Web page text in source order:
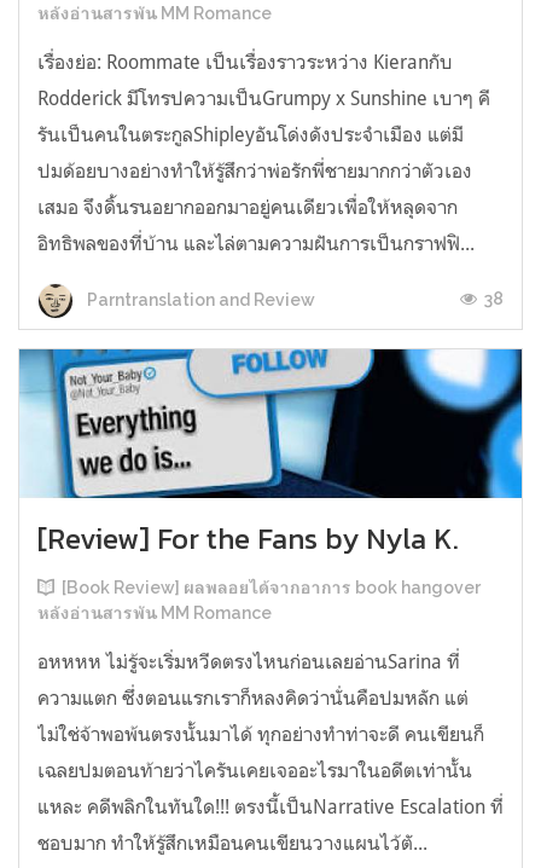
หลังอ่านสารพัน MM Romance
เรื่องย่อ: Roommate เป็นเรื่องราวระหว่าง Kieranกับ
Rodderick มีโทรปความเป็นGrumpy x Sunshine เบาๆ คี
รันเป็นคนในตระกูลShipleyอันโด่งดังประจำเมือง แต่มี
ปมด้อยบางอย่างทำให้รู้สึกว่าพ่อรักพี่ชายมากกว่าตัวเอง
เสมอ จึงดิ้นรนอยากออกมาอยู่คนเดียวเพื่อให้หลุดจาก
อิทธิพลของที่บ้าน และไล่ตามความฝันการเป็นกราฟฟิ...
Parntranslation and Review 38
[Review] For the Fans by Nyla K.
[Book Review] ผลพลอยได้จากอาการ book hangover
หลังอ่านสารพัน MM Romance
อหหหห ไม่รู้จะเริ่มหวีดตรงไหนก่อนเลยอ่านSarina ที่
ความแตก ซึ่งตอนแรกเราก็หลงคิดว่านั่นคือปมหลัก แต่
ไม่ใช่จ้าพอพ้นตรงนั้นมาได้ ทุกอย่างทำท่าจะดี คนเขียนก็
เฉลยปมตอนท้ายว่าไครันเคยเจออะไรมาในอดีตเท่านั้น
แหละ คดีพลิกในทันใด!!! ตรงนี้เป็นNarrative Escalation ที่
ชอบมาก ทำให้รู้สึกเหมือนคนเขียนวางแผนไว้ตั...